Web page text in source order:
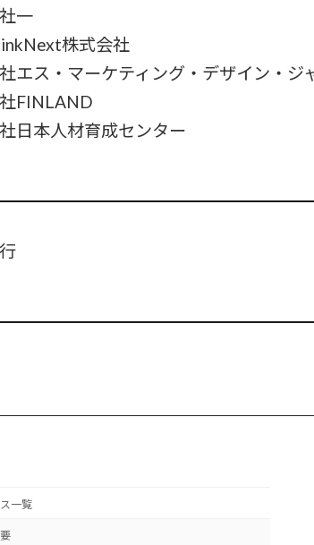
一
株式会社
エス・マーケティング・デザイン・ジ
FINLAND
日本人材育成センター
一覧